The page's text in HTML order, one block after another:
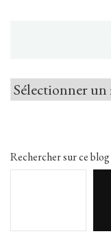
Par
Rechercher sur ce blog